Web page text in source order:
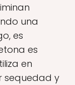
una
es
es
en
sequedad y